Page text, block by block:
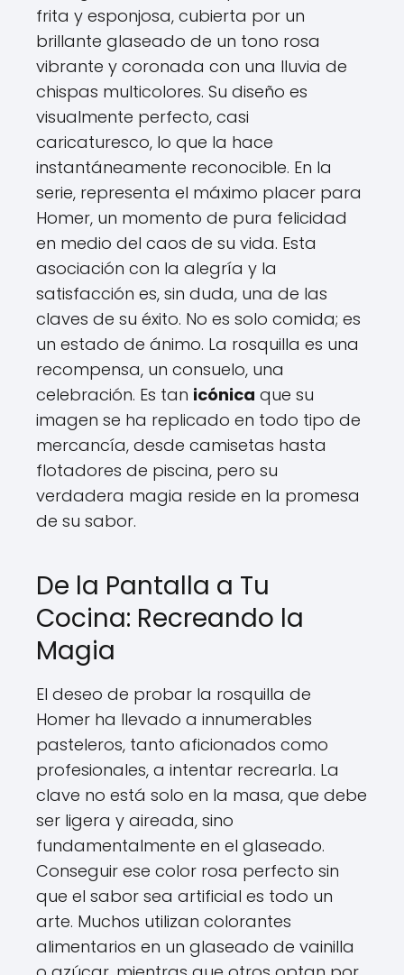
frita y esponjosa, cubierta por un
brillante glaseado de un tono rosa
vibrante y coronada con una lluvia de
chispas multicolores. Su diseño es
visualmente perfecto, casi
caricaturesco, lo que la hace
instantáneamente reconocible. En la
serie, representa el máximo placer para
Homer, un momento de pura felicidad
en medio del caos de su vida. Esta
asociación con la alegría y la
satisfacción es, sin duda, una de las
claves de su éxito. No es solo comida; es
un estado de ánimo. La rosquilla es una
recompensa, un consuelo, una
celebración. Es tan icónica que su
imagen se ha replicado en todo tipo de
mercancía, desde camisetas hasta
flotadores de piscina, pero su
verdadera magia reside en la promesa
de su sabor.
De la Pantalla a Tu
Cocina: Recreando la
Magia
El deseo de probar la rosquilla de
Homer ha llevado a innumerables
pasteleros, tanto aficionados como
profesionales, a intentar recrearla. La
clave no está solo en la masa, que debe
ser ligera y aireada, sino
fundamentalmente en el glaseado.
Conseguir ese color rosa perfecto sin
que el sabor sea artificial es todo un
arte. Muchos utilizan colorantes
alimentarios en un glaseado de vainilla